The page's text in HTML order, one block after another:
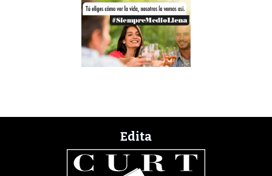
Edita